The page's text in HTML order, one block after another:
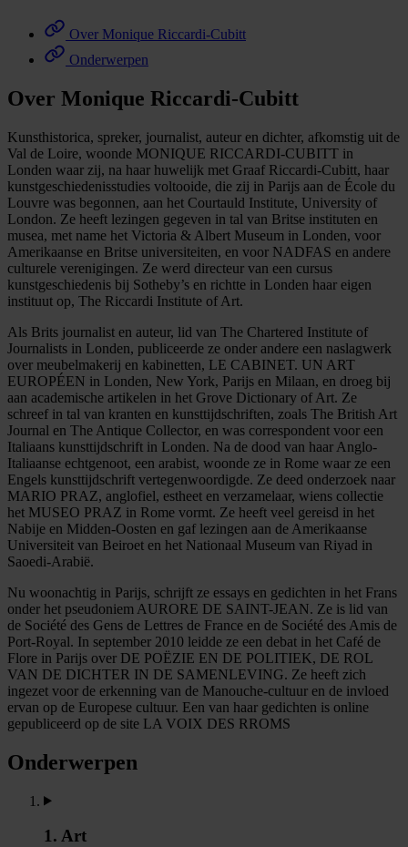
Over Monique Riccardi-Cubitt
Onderwerpen
Over Monique Riccardi-Cubitt
Kunsthistorica, spreker, journalist, auteur en dichter, afkomstig uit de
Val de Loire, woonde MONIQUE RICCARDI-CUBITT in
Londen waar zij, na haar huwelijk met Graaf Riccardi-Cubitt, haar
kunstgeschiedenisstudies voltooide, die zij in Parijs aan de École du
Louvre was begonnen, aan het Courtauld Institute, University of
London. Ze heeft lezingen gegeven in tal van Britse instituten en
musea, met name het Victoria & Albert Museum in Londen, voor
Amerikaanse en Britse universiteiten, en voor NADFAS en andere
culturele verenigingen. Ze werd directeur van een cursus
kunstgeschiedenis bij Sotheby’s en richtte in Londen haar eigen
instituut op, The Riccardi Institute of Art.
Als Brits journalist en auteur, lid van The Chartered Institute of
Journalists in Londen, publiceerde ze onder andere een naslagwerk
over meubelmakerij en kabinetten, LE CABINET. UN ART
EUROPÉEN in Londen, New York, Parijs en Milaan, en droeg bij
aan academische artikelen in het Grove Dictionary of Art. Ze
schreef in tal van kranten en kunsttijdschriften, zoals The British Art
Journal en The Antique Collector, en was correspondent voor een
Italiaans kunsttijdschrift in Londen. Na de dood van haar Anglo-
Italiaanse echtgenoot, een arabist, woonde ze in Rome waar ze een
Engels kunsttijdschrift vertegenwoordigde. Ze deed onderzoek naar
MARIO PRAZ, anglofiel, estheet en verzamelaar, wiens collectie
het MUSEO PRAZ in Rome vormt. Ze heeft veel gereisd in het
Nabije en Midden-Oosten en gaf lezingen aan de Amerikaanse
Universiteit van Beiroet en het Nationaal Museum van Riyad in
Saoedi-Arabië.
Nu woonachtig in Parijs, schrijft ze essays en gedichten in het Frans
onder het pseudoniem AURORE DE SAINT-JEAN. Ze is lid van
de Société des Gens de Lettres de France en de Société des Amis de
Port-Royal. In september 2010 leidde ze een debat in het Café de
Flore in Parijs over DE POËZIE EN DE POLITIEK, DE ROL
VAN DE DICHTER IN DE SAMENLEVING. Ze heeft zich
ingezet voor de erkenning van de Manouche-cultuur en de invloed
ervan op de Europese cultuur. Een van haar gedichten is online
gepubliceerd op de site LA VOIX DES RROMS
Onderwerpen
1. Art